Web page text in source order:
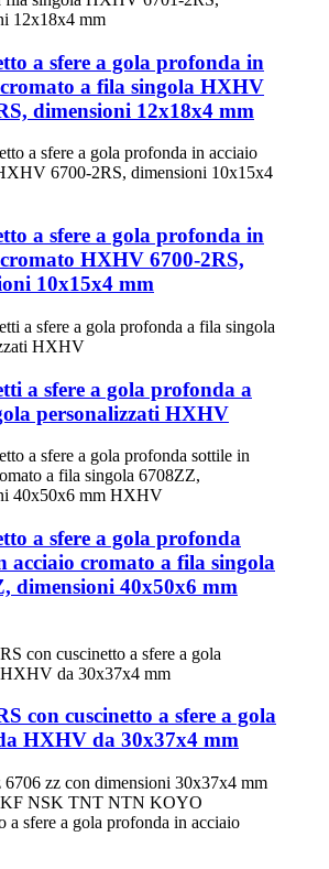
a sfere a gola profonda in
a fila singola HXHV
dimensioni 12x18x4 mm
a sfere a gola profonda in
HXHV 6700-2RS,
10x15x4 mm
a sfere a gola profonda a
personalizzati HXHV
a sfere a gola profonda
acciaio cromato a fila singola
dimensioni 40x50x6 mm
con cuscinetto a sfere a gola
HXHV da 30x37x4 mm